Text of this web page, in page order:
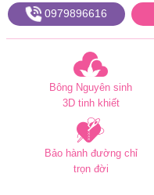
0979896616
Bông Nguyên sinh
3D tinh khiết
Bảo hành đường chỉ
trọn đời